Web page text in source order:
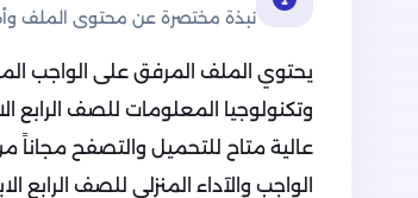
نبذة مختصرة عن محتوى الملف
يحتوي الملف المرفق على الواجب
عالية متاح للتحميل والتصفح مجاناً
الواجب والآداء المنزلي للصف الرابع